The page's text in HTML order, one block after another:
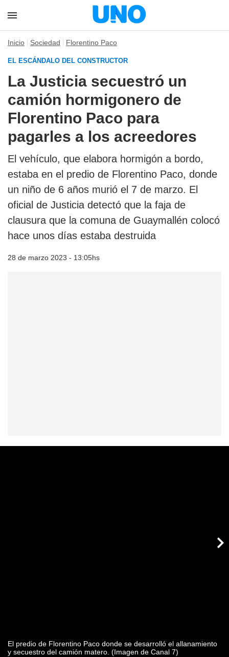
Inicio Sociedad Florentino Paco
EL ESCÁNDALO DEL CONSTRUCTOR
La Justicia secuestró un
camión hormigonero de
Florentino Paco para
pagarles a los acreedores
El vehículo, que elabora hormigón a bordo,
estaba en el predio de Florentino Paco, donde
un niño de 6 años murió el 7 de marzo. El
oficial de Justicia detectó que la faja de
clausura que la comuna de Guaymallén colocó
hace unos días estaba destruida
28 de marzo 2023 - 13:05hs
El predio de Florentino Paco donde se desarrolló el allanamiento
y secuestro del camión matero. (Imagen de Canal 7)